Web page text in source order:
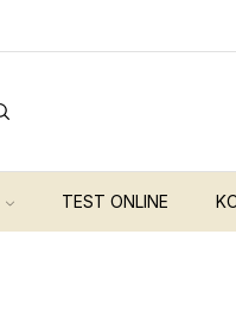
TEST ONLINE